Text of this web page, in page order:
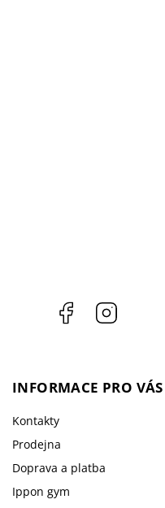
Facebook
INFORMACE PRO VÁS
Kontakty
Prodejna
Doprava a platba
Ippon gym